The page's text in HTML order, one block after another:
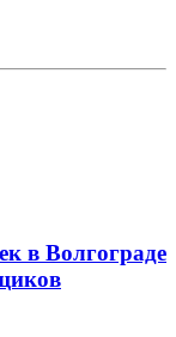
в Волгограде